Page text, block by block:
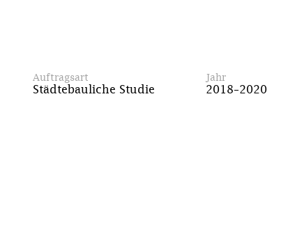
Auftragsart
Städtebauliche Studie
Jahr
2018–2020